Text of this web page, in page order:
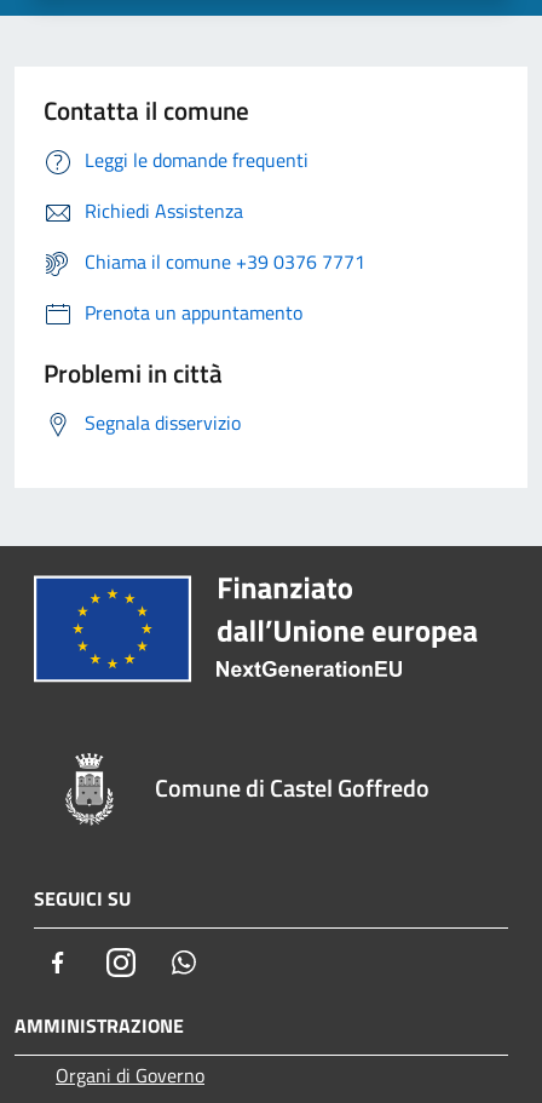
Contatta il comune
Leggi le domande frequenti
Richiedi Assistenza
Chiama il comune +39 0376 7771
Prenota un appuntamento
Problemi in città
Segnala disservizio
Comune di Castel Goffredo
SEGUICI SU
FacebookInstagram
AMMINISTRAZIONE
Organi di Governo